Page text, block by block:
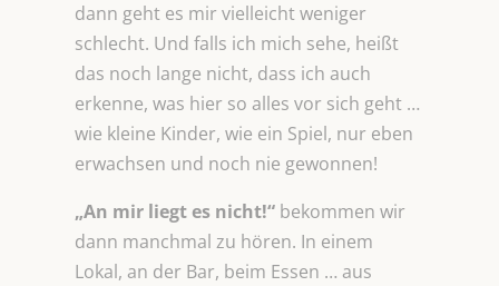
dann geht es mir vielleicht weniger
schlecht. Und falls ich mich sehe, heißt
das noch lange nicht, dass ich auch
erkenne, was hier so alles vor sich geht …
wie kleine Kinder, wie ein Spiel, nur eben
erwachsen und noch nie gewonnen!
„An mir liegt es nicht!“ bekommen wir
dann manchmal zu hören. In einem
Lokal, an der Bar, beim Essen … aus